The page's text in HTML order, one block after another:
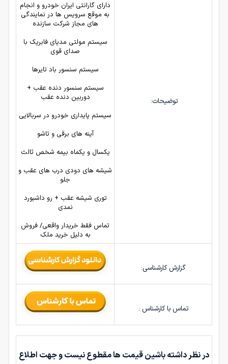
توضیحات:
دارای گارانتی ایران خودرو و انجام
به موقع سرویس ها در نمایندگی
های مجاز شرکت سازنده
سیستم مولتی مدیای فابریک با
صدای قوی
سیستم سنسور باد تایرها
سیستم سنسور دنده عقب +
دوربین دنده عقب
سیستم پایداری خودرو در سربالایی
آینه های برقی و تاشو
یکسال و یکماه بیمه شخص ثالث
شیشه های دودی درب های عقب و
جلو
توری شیشه عقب + رو داشبورد
نمدی
تماس فقط خریدار واقعی/ فروش
به دلیل خرید ملک
گزارش کارشناسی:
تماس با کارشناس :
در نظر داشته باشین قیمت ها مقطوع نیست و جهت اطلاع